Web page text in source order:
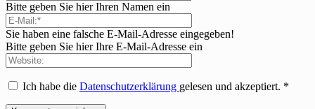
Bitte geben Sie hier Ihren Namen ein
Sie haben eine falsche E-Mail-Adresse eingegeben!
Bitte geben Sie hier Ihre E-Mail-Adresse ein
Ich habe die Datenschutzerklärung gelesen und akzeptiert. *